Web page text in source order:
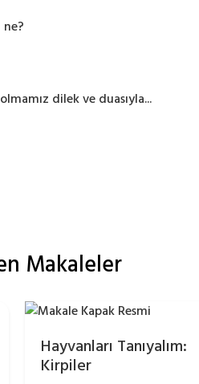
dilek ve duasıyla...
Makaleler
Hayvanları Tanıyalım:
Kirpiler